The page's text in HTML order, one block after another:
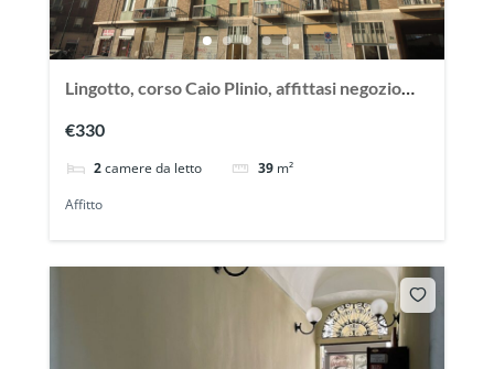
Lingotto, corso Caio Plinio, affittasi negozio
€330
2camere da letto 39 m²
Affitto